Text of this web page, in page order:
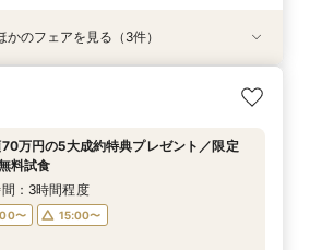
ン相談会
〜 15:00〜
来館もお得】試食×見学しっかり体験♪特
ア
〜
マ限定】個室で安心試食♪アットホーム
〜
かのフェアを見る（3件）
万円の5大成約特典プレゼント／限定
料試食
：3時間程度
〜 15:00〜